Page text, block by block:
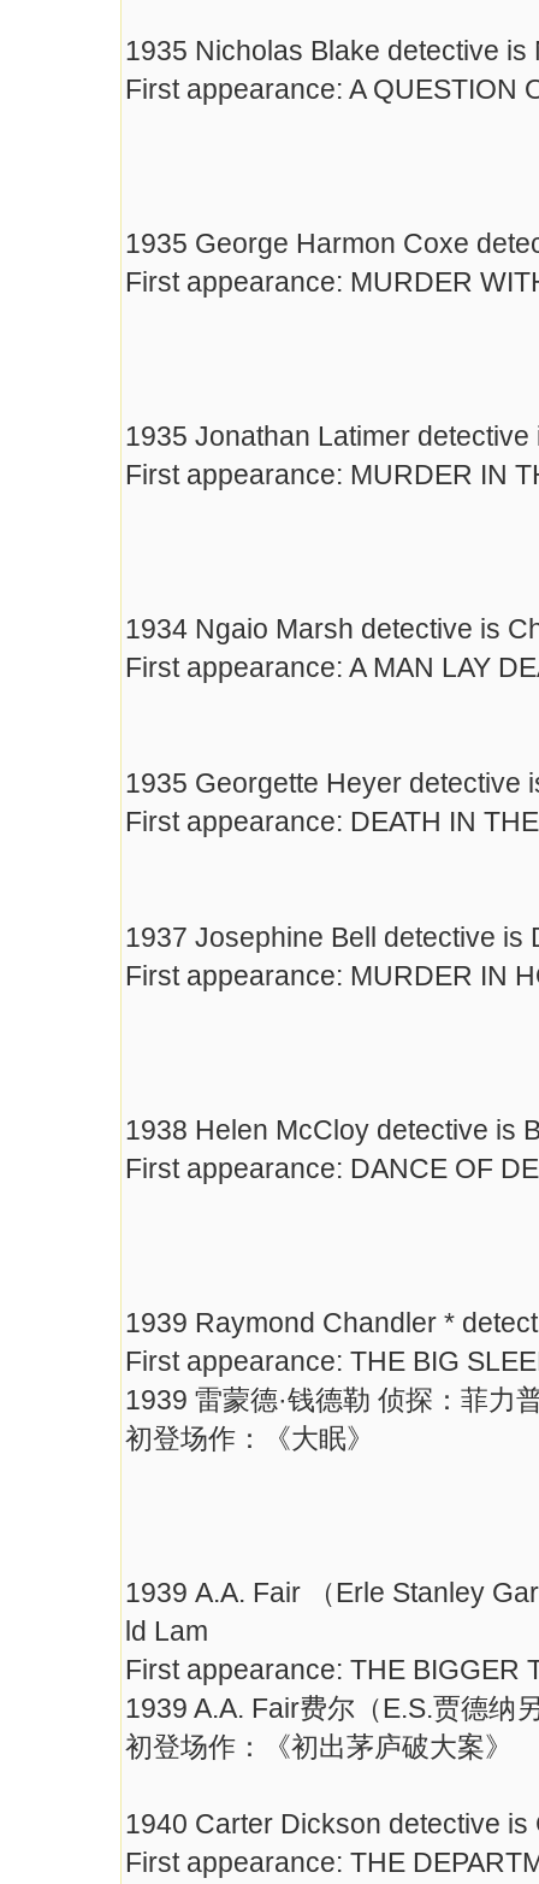
1935 Nicholas Blake detective is
First appearance: A QUESTION
1935 George Harmon Coxe
First appearance: MURDER
1935 Jonathan Latimer detective
First appearance: MURDER IN
1934 Ngaio Marsh detective is
First appearance: A MAN LAY
1935 Georgette Heyer detective
First appearance: DEATH IN
1937 Josephine Bell detective is
First appearance: MURDER IN
1938 Helen McCloy detective is
First appearance: DANCE OF
1939 Raymond Chandler *
First appearance: THE BIG
1939 雷蒙德·钱德勒 侦探：菲力
初登场作：《大眠》
1939 A.A. Fair （Erle Stanley
ld Lam
First appearance: THE BIGGER
1939 A.A. Fair费尔（E.S.贾德纳
初登场作：《初出茅庐破大案》
1940 Carter Dickson detective is
First appearance: THE